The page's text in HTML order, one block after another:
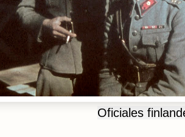
Oficiales